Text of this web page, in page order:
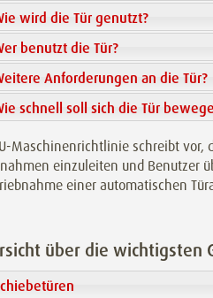
wird die Tür genutzt?
benutzt die Tür?
Anforderungen an die Tür?
schnell soll sich die Tür
Maschinenrichtlinie schreibt vor,
einzuleiten und Benutzer
einer automatischen
über die wichtigsten